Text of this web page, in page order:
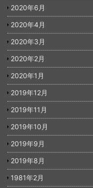
2020年6月
2020年4月
2020年3月
2020年2月
2020年1月
2019年12月
2019年11月
2019年10月
2019年9月
2019年8月
1981年2月